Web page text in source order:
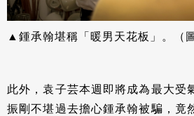
▲鍾承翰堪稱「暖男天花板」。（
此外，袁子芸本週即將成為最大受
振剛不堪過去擔心鍾承翰被騙，竟